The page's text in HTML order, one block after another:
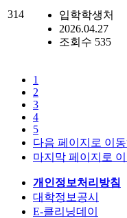
314
입학학생처
2026.04.27
조회수 535
1
2
3
4
5
다음 페이지로 이동
마지막 페이지로 이
개인정보처리방침
대학정보공시
E-클리닝데이